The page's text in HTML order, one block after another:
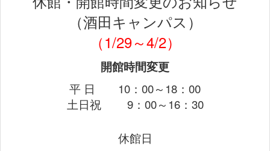
（酒田キャンパス）
（1/29～4/2）
開館時間変更
平 日 10：00～18：00
土日祝 9：00～16：30
休館日